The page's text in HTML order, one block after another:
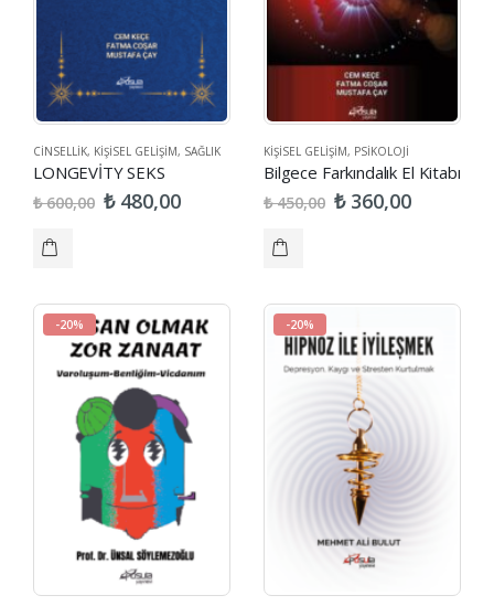
CINSELLIK, KIŞISEL GELIŞIM, SAĞLIK
LONGEVİTY SEKS
₺600,00 ₺480,00
KIŞISEL GELIŞIM, PSIKOLOJI
Bilgece Farkındalık El Kitabı
₺450,00 ₺360,00
-20% -20%